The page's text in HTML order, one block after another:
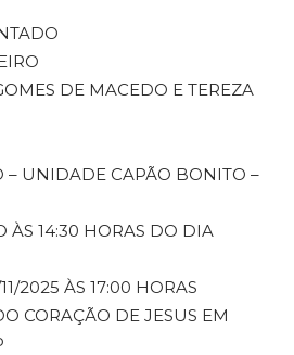
DE MACEDO E TEREZA
– UNIDADE CAPÃO BONITO –
ÀS 14:30 HORAS DO DIA
2025 ÀS 17:00 HORAS
CORAÇÃO DE JESUS EM